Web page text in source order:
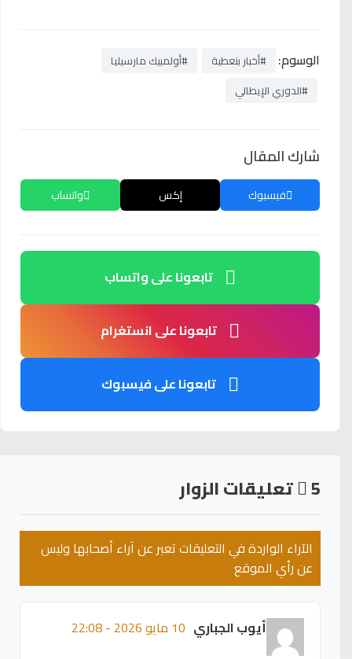
الوسوم: #أخبار بنعطية
#أولمبيك مارسيليا
#الدوري الإيطالي
شارك المقال
فيسبوك إكس واتساب
تابعونا على واتساب
تابعونا على انستغرام
تابعونا على فيسبوك
5 تعليقات الزوار
الآراء الواردة في التعليقات تعبر عن آراء أصحابها وليس
عن رأي الموقع
أيوب الجباري 10 مايو 2026 - 22:08